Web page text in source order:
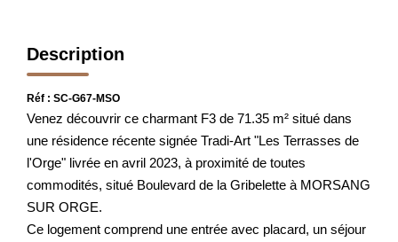
Description
Réf : SC-G67-MSO
Venez découvrir ce charmant F3 de 71.35 m² situé dans
une résidence récente signée Tradi-Art "Les Terrasses de
l'Orge" livrée en avril 2023, à proximité de toutes
commodités, situé Boulevard de la Gribelette à MORSANG
SUR ORGE.
Ce logement comprend une entrée avec placard, un séjour